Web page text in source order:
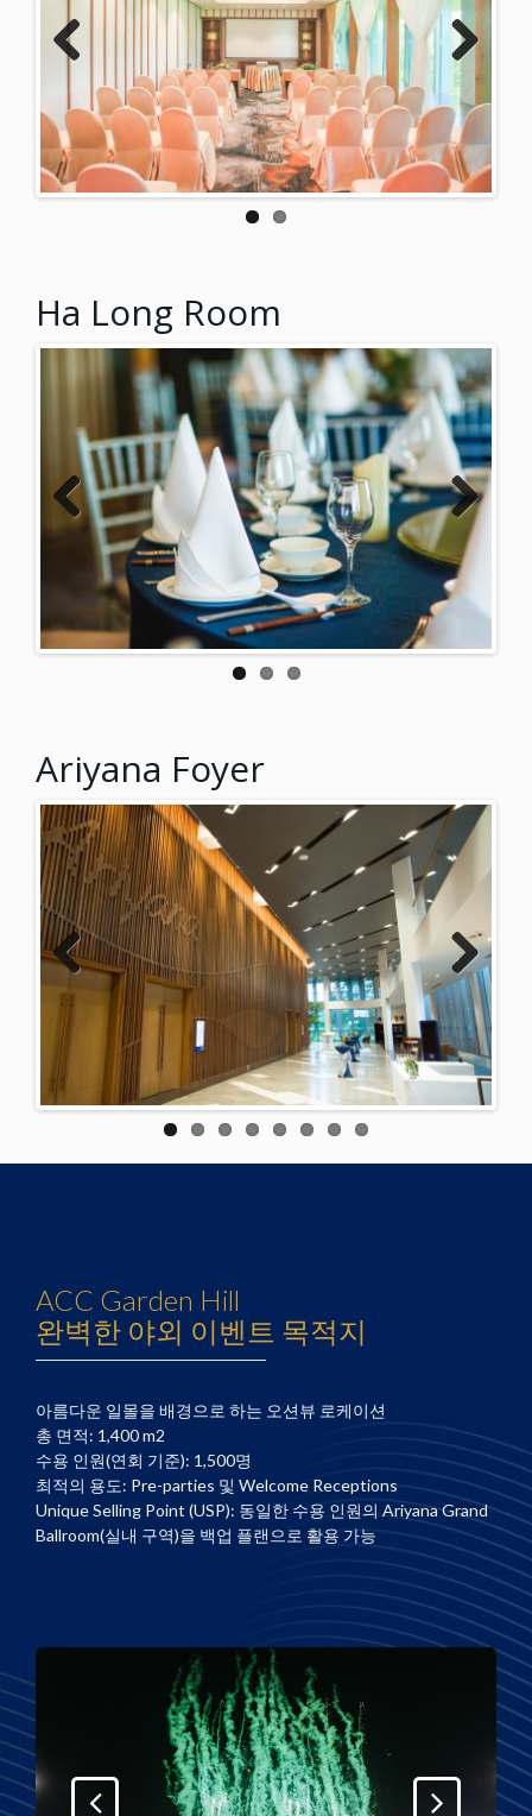
ous
Next
Ha Long Room
Previ
Next
Ariyana Foyer
Previ
Next
ACC Garden Hill
완벽한 야외 이벤트 목적지
아름다운 일몰을 배경으로 하는 오션뷰 로케이션
총 면적: 1,400 m2
수용 인원(연회 기준): 1,500명
최적의 용도: Pre-parties 및 Welcome Receptions
Unique Selling Point (USP): 동일한 수용 인원의 Ariyana Grand
Ballroom(실내 구역)을 백업 플랜으로 활용 가능